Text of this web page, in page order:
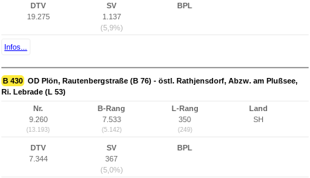
DTV
19.275
SV
1.137
(5,9%)
BPL
Infos...
B 430 OD Plön, Rautenbergstraße (B 76) - östl. Rathjensdorf, Abzw. am Plußsee,
Ri. Lebrade (L 53)
Nr.
9.260
(13.193)
B-Rang
7.533
(5.142)
L-Rang
350
(249)
Land
SH
DTV
7.344
SV
367
(5,0%)
BPL